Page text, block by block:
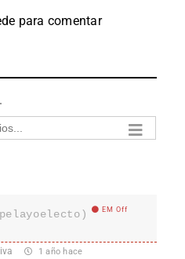
para comentar
EM Off
1 año hace